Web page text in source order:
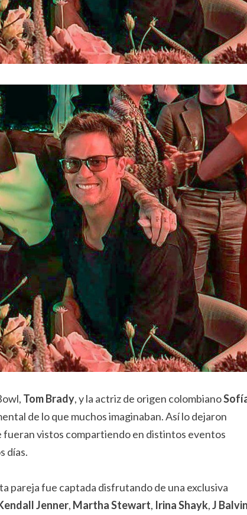
Tom Brady, y la actriz de origen colombiano
de lo que muchos imaginaban. Así lo dejaron
fueran vistos compartiendo en distintos eventos
días.
pareja fue captada disfrutando de una exclusiva
Jenner, Martha Stewart, Irina Shayk,J Balvin